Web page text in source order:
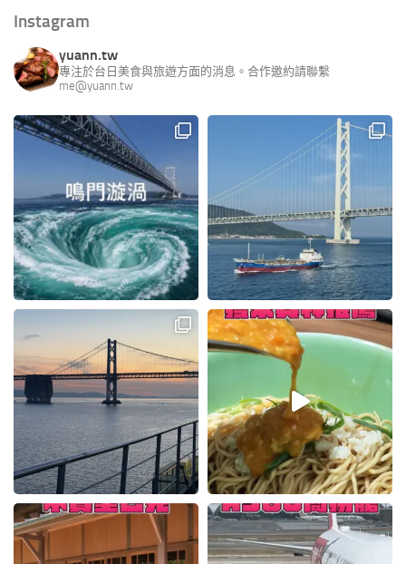
Instagram
yuann.tw
專注於台日美食與旅遊方面的消息。合作邀約請聯繫
me@yuann.tw